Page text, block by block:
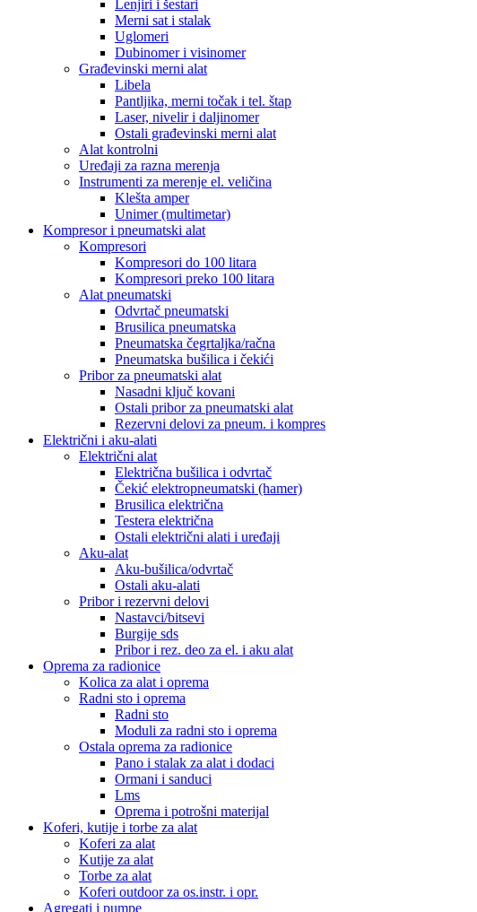
Lenjiri i šestari
Merni sat i stalak
Uglomeri
Dubinomer i visinomer
Građevinski merni alat
Libela
Pantljika, merni točak i tel. štap
Laser, nivelir i daljinomer
Ostali građevinski merni alat
Alat kontrolni
Uređaji za razna merenja
Instrumenti za merenje el. veličina
Klešta amper
Unimer (multimetar)
Kompresor i pneumatski alat
Kompresori
Kompresori do 100 litara
Kompresori preko 100 litara
Alat pneumatski
Odvrtač pneumatski
Brusilica pneumatska
Pneumatska čegrtaljka/račna
Pneumatska bušilica i čekići
Pribor za pneumatski alat
Nasadni ključ kovani
Ostali pribor za pneumatski alat
Rezervni delovi za pneum. i kompres
Električni i aku-alati
Električni alat
Električna bušilica i odvrtač
Čekić elektropneumatski (hamer)
Brusilica električna
Testera električna
Ostali električni alati i uređaji
Aku-alat
Aku-bušilica/odvrtač
Ostali aku-alati
Pribor i rezervni delovi
Nastavci/bitsevi
Burgije sds
Pribor i rez. deo za el. i aku alat
Oprema za radionice
Kolica za alat i oprema
Radni sto i oprema
Radni sto
Moduli za radni sto i oprema
Ostala oprema za radionice
Pano i stalak za alat i dodaci
Ormani i sanduci
Lms
Oprema i potrošni materijal
Koferi, kutije i torbe za alat
Koferi za alat
Kutije za alat
Torbe za alat
Koferi outdoor za os.instr. i opr.
Agregati i pumpe